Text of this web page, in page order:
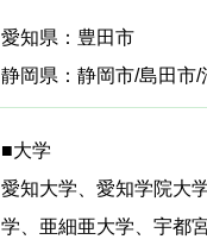
愛知県：豊田市
静岡県：静岡市/島田市
■大学
愛知大学、愛知学院大
学、亜細亜大学、宇都